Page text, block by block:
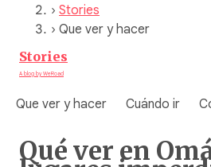
› Stories
› Que ver y hacer
Stories
A blog by WeRoad
Que ver y hacer Cuándo ir
Qué ver en